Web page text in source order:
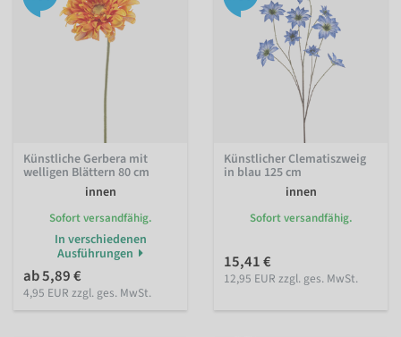
Künstliche Gerbera mit
welligen Blättern 80 cm
innen
Sofort versandfähig.
In verschiedenen
Ausführungen
ab 5,89 €
4,95 EUR zzgl. ges. MwSt.
Künstlicher Clematiszweig
in blau 125 cm
innen
Sofort versandfähig.
15,41 €
12,95 EUR zzgl. ges. MwSt.